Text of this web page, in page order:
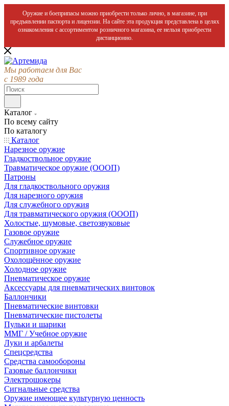
Оружие и боеприпасы можно приобрести только лично, в магазине, при
предъявлении паспорта и лицензии. На сайте эта продукция представлена в целях
ознакомления с ассортиментом розничного магазина, ее нельзя приобрести
дистанционно.
Мы работаем для Вас
с 1989 года
Каталог
По всему сайту
По каталогу
Каталог
Нарезное оружие
Гладкоствольное оружие
Травматическое оружие (ОООП)
Патроны
Для гладкоствольного оружия
Для нарезного оружия
Для служебного оружия
Для травматического оружия (ОООП)
Холостые, шумовые, светозвуковые
Газовое оружие
Служебное оружие
Спортивное оружие
Охолощённое оружие
Холодное оружие
Пневматическое оружие
Аксессуары для пневматических винтовок
Баллончики
Пневматические винтовки
Пневматические пистолеты
Пульки и шарики
ММГ / Учебное оружие
Луки и арбалеты
Спецсредства
Средства самообороны
Газовые баллончики
Электрошокеры
Сигнальные средства
Оружие имеющее культурную ценность